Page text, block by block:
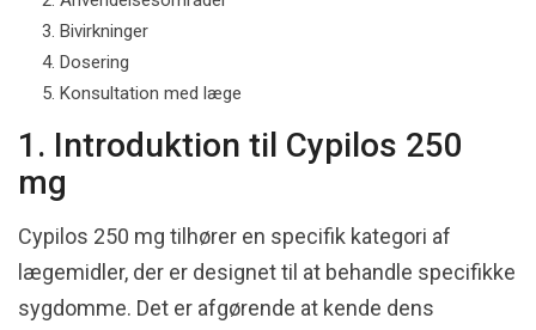
Bivirkninger
Dosering
Konsultation med læge
1. Introduktion til Cypilos 250
mg
Cypilos 250 mg tilhører en specifik kategori af
lægemidler, der er designet til at behandle specifikke
sygdomme. Det er afgørende at kende dens